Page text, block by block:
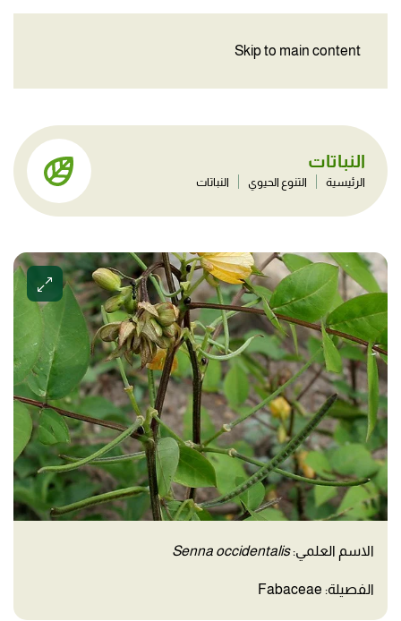
Skip to main content
النباتات
الرئيسية التنوع الحيوي النباتات
الاسم العلمي:Senna occidentalis
الفصيلة: Fabaceae